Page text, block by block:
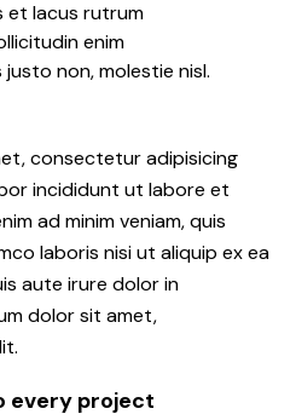
et lacus rutrum
enim
non, molestie nisl.
consectetur adipisicing
incididunt ut labore et
ad minim veniam, quis
laboris nisi ut aliquip ex ea
aute irure dolor in
dolor sit amet,
every project